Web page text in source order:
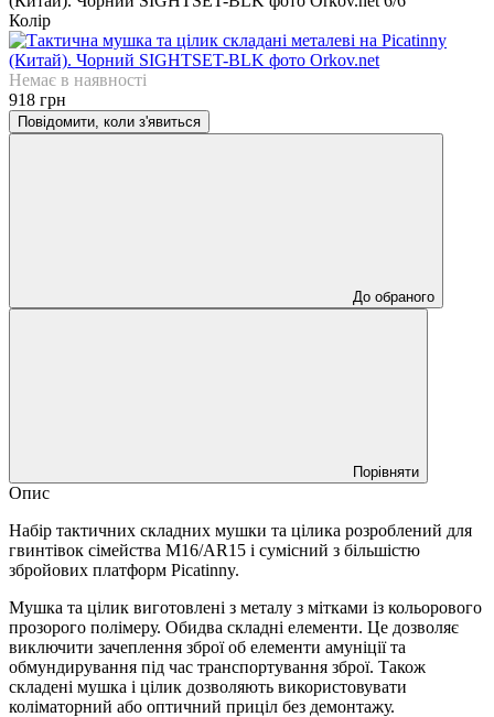
Колір
Немає в наявності
918 грн
Повідомити, коли з'явиться
До обраного
Порівняти
Опис
Набір тактичних складних мушки та цілика розроблений для
гвинтівок сімейства M16/AR15 і сумісний з більшістю
збройових платформ Picatinny.
Мушка та цілик виготовлені з металу з мітками із кольорового
прозорого полімеру. Обидва складні елементи. Це дозволяє
виключити зачеплення зброї об елементи амуніції та
обмундирування під час транспортування зброї. Також
складені мушка і цілик дозволяють використовувати
коліматорний або оптичний приціл без демонтажу.